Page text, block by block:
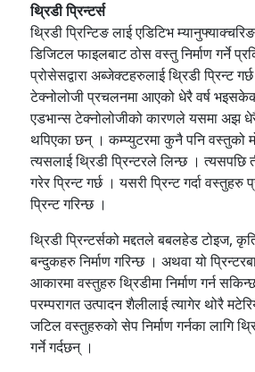
थ्रिडी प्रिन्टर्स
थ्रिडी प्रिन्टिङ लाई एडिटिभ
डिजिटल फाइलबाट ठोस वस्तु निर्माण गर्ने
प्रोसेसद्वारा अब्जेक्टहरुलाई थ्रिडी प्रिन्ट
टेक्नोलोजी प्रचलनमा आएको धेरै वर्ष
एडभान्स टेक्नोलोजीको कारणले यसमा अझ
थपिएका छन् । कम्प्युटरमा कुनै पनि वस्तुको
त्यसलाई थ्रिडी प्रिन्टरले लिन्छ । त्यसपछि
गरेर प्रिन्ट गर्छ । यसरी प्रिन्ट गर्दा वस्तुहरु
प्रिन्ट गरिन्छ ।
थ्रिडी प्रिन्टर्सको मद्दतले बबलहेड टोइज,
बन्दुकहरु निर्माण गरिन्छ । अथवा यो
आकारमा वस्तुहरु थ्रिडीमा निर्माण गर्न
परम्परागत उत्पादन शैलीलाई त्यागेर थोरै
जटिल वस्तुहरुको सेप निर्माण गर्नका लागि
गर्ने गर्दछन् ।